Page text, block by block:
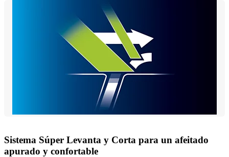
Sistema Súper Levanta y Corta para un afeitado
apurado y confortable